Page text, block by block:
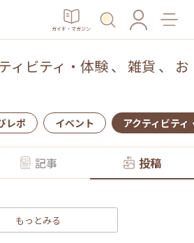
ガイド・マガジン
ィビティ・体験、 雑貨 、 お
レポ イベント アクティビティ
記事 投稿
もっとみる